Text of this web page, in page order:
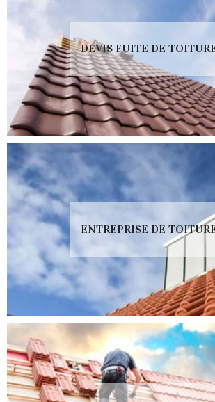
DEVIS FUITE DE
ENTREPRISE DE